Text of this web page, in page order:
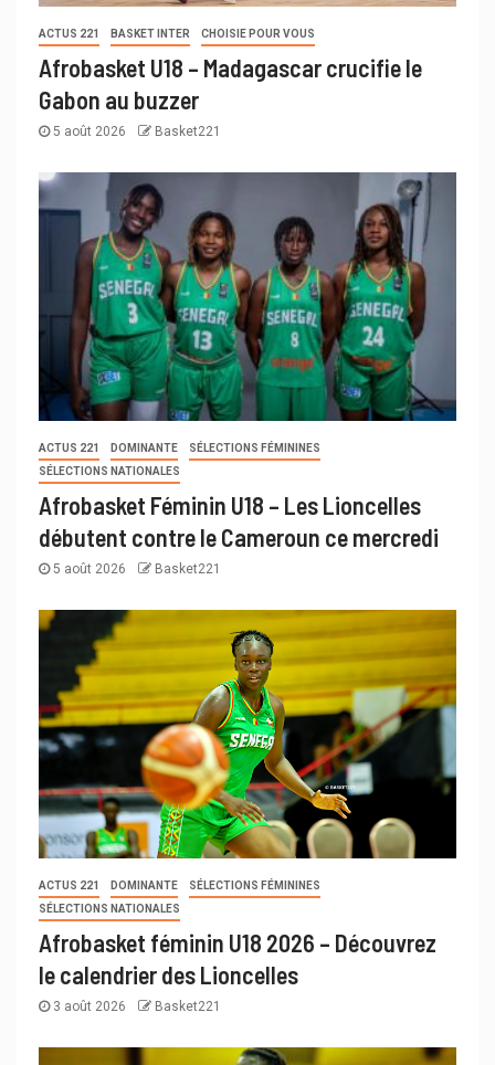
ACTUS 221 BASKET INTER CHOISIE POUR VOUS
Afrobasket U18 – Madagascar crucifie le
Gabon au buzzer
5 août 2026 Basket221
ACTUS 221 DOMINANTE
SÉLECTIONS FÉMININES
SÉLECTIONS NATIONALES
Afrobasket Féminin U18 – Les Lioncelles
débutent contre le Cameroun ce mercredi
5 août 2026 Basket221
ACTUS 221 DOMINANTE
SÉLECTIONS FÉMININES
SÉLECTIONS NATIONALES
Afrobasket féminin U18 2026 – Découvrez
le calendrier des Lioncelles
3 août 2026 Basket221